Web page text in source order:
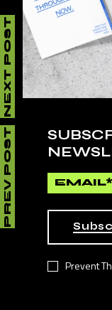
Prevent
PREV POST
NEXT POST 23. Mar
Lorem ipsum
elit, sed do